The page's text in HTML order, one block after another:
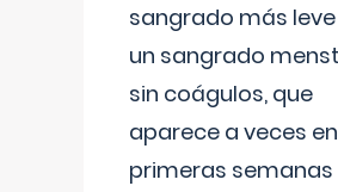
sangrado más
un sangrado
sin coágulos, que
aparece a veces
primeras semanas